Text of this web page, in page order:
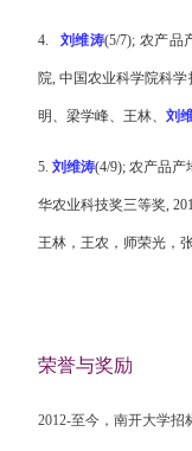
4. 刘维涛(5/7); 农产品
院, 中国农业科学院科
明、梁学峰、王林、 刘
5. 刘维涛(4/9); 农产品产
华农业科技奖三等奖,
王林，王农，师荣光，
荣誉与奖励
2012-至今，南开大学招